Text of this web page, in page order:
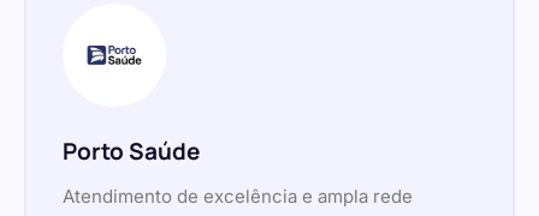
Porto Saúde
Atendimento de excelência e ampla rede